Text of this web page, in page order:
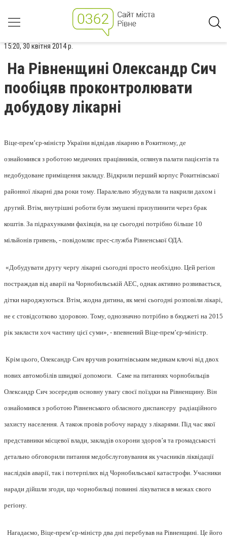
15:20, 30 квітня 2014 р.
На Рівненщині Олександр Сич
пообіцяв проконтролювати
добудову лікарні
Віце-прем’єр-міністр України відвідав лікарню в Рокитному, де
ознайомився з роботою медичних працівників, оглянув палати пацієнтів та
недобудоване приміщення закладу. Відкрили перший корпус Рокитнівської
районної лікарні два роки тому. Паралельно збудували та накрили дахом і
другий. Втім, внутрішні роботи були змушені призупинити через брак
коштів. За підрахунками фахівців, на це сьогодні потрібно більше 10
мільйонів гривень, - повідомляє прес-служба Рівненської ОДА.
«Добудувати другу чергу лікарні сьогодні просто необхідно. Цей регіон
постраждав від аварії на Чорнобильській АЕС, однак активно розвивається,
дітки народжуються. Втім, жодна дитина, як мені сьогодні розповіли лікарі,
не є стовідсотково здоровою. Тому, однозначно потрібно в бюджеті на 2015
рік закласти хоч частину цієї суми», - впевнений Віце-прем’єр-міністр.
Крім цього, Олександр Сич вручив рокитнівським медикам ключі від двох
нових автомобілів швидкої допомоги. Саме на питаннях чорнобильців
Олександр Сич зосередив основну увагу своєї поїздки на Рівненщину. Він
ознайомився з роботою Рівненського обласного диспансеру радіаційного
захисту населення. А також провів робочу нараду з лікарями. Під час якої
представники місцевої влади, закладів охорони здоров’я та громадськості
детально обговорили питання медобслуговування як учасників ліквідації
наслідків аварії, так і потерпілих від Чорнобильської катастрофи. Учасники
наради дійшли згоди, що чорнобильці повинні лікуватися в межах свого
регіону.
Нагадаємо, Віце-прем’єр-міністр два дні перебував на Рівненщині. Це його